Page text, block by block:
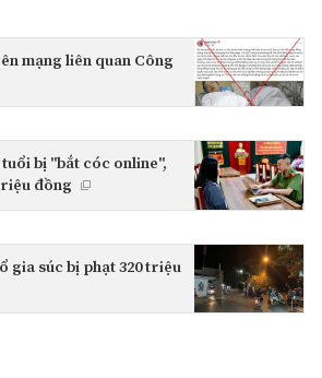
mạng liên quan Công
tuổi bị "bắt cóc online",
đồng
gia súc bị phạt 320 triệu